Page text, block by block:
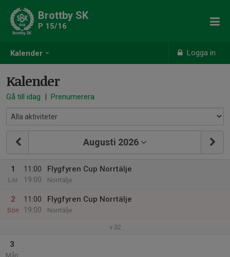
Kalender Logga in
Brottby SK
P 15/16
Kalender
Gå till idag | Prenumerera
Augusti 2026
1
Lör
11:00
19:00
Flygfyren Cup Norrtälje
Norrtälje
2
Sön
11:00
19:00
Flygfyren Cup Norrtälje
Norrtälje
v.32
3
Mån